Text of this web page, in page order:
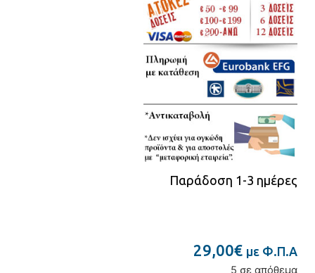
Παράδοση 1-3 ημέρες
29,00€ με Φ.Π.Α
5 σε απόθεμα